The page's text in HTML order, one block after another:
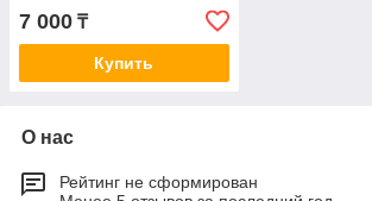
7 000 ₸
Купить
О нас
Рейтинг не сформирован